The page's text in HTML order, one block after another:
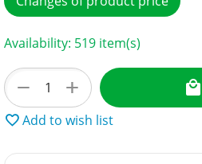
Availability: 519 item(s)
+
−
Add to wish list